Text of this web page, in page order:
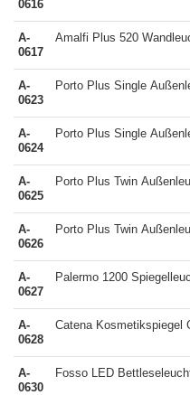
0616
A-
0617
Amalfi Plus 520
A-
0623
Porto Plus Single
A-
0624
Porto Plus Single
A-
0625
Porto Plus Twin
A-
0626
Porto Plus Twin
A-
0627
Palermo 1200
A-
0628
Catena Kosmetikspiegel
A-
0630
Fosso LED